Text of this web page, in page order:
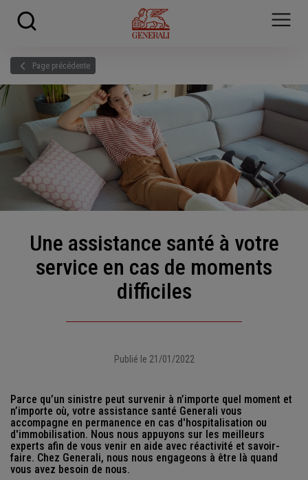
Page précédente
Une assistance santé à votre
service en cas de moments
difficiles
Publié le 21/01/2022
Parce qu’un sinistre peut survenir à n’importe quel moment et
n’importe où, votre assistance santé Generali vous
accompagne en permanence en cas d'hospitalisation ou
d'immobilisation. Nous nous appuyons sur les meilleurs
experts afin de vous venir en aide avec réactivité et savoir-
faire. Chez Generali, nous nous engageons à être là quand
vous avez besoin de nous.